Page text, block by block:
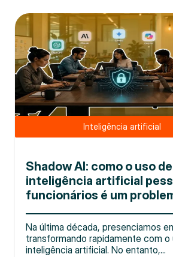
Inteligência artificial
Shadow AI: como o uso de
inteligência artificial
funcionários é um
Na última década, presenciamos
transformando rapidamente com o
inteligência artificial. No entanto,...